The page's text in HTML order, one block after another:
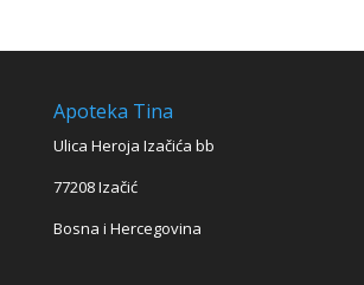
Apoteka Tina
Ulica Heroja Izačića bb
77208 Izačić
Bosna i Hercegovina